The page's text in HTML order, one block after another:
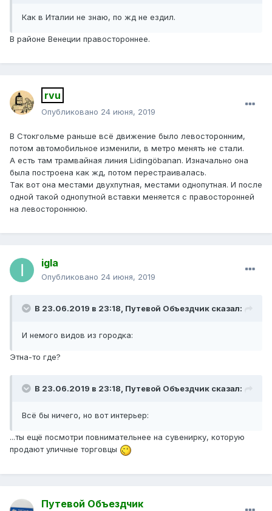
Как в Италии не знаю, по жд не ездил.
В районе Венеции правостороннее.
rvu
Опубликовано 24 июня, 2019
В Стокгольме раньше всё движение было левосторонним,
потом автомобильное изменили, в метро менять не стали.
А есть там трамвайная линия Lidingöbanan. Изначально она
была построена как жд, потом перестраивалась.
Так вот она местами двухпутная, местами однопутная. И после
одной такой однопутной вставки меняется с правосторонней
на левостороннюю.
igla
Опубликовано 24 июня, 2019
В 23.06.2019 в 23:18, Путевой Объездчик сказал:
И немого видов из городка:
Этна-то где?
В 23.06.2019 в 23:18, Путевой Объездчик сказал:
Всё бы ничего, но вот интерьер:
...ты ещё посмотри повнимательнее на сувенирку, которую
продают уличные торговцы
Путевой Объездчик